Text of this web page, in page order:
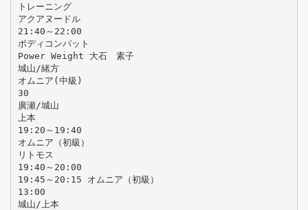
トレーニング
アクアヌードル
21:40～22:00
ボディコンバット
Power Weight 大石 素子
城山/緒方
オムニア(中級)
30
廣瀬/城山
上本
19:20～19:40
オムニア（初級）
リトモス
19:40～20:00
19:45～20:15 オムニア（初級）
13:00
城山/上本